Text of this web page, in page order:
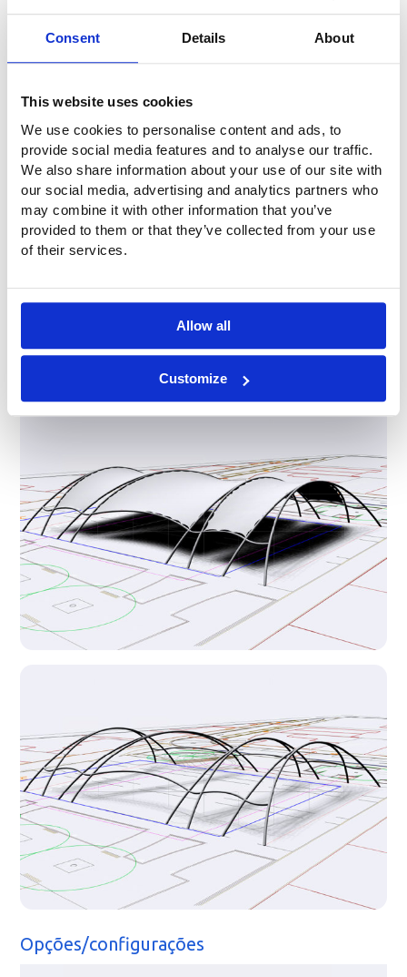
Consent Details About
This website uses cookies
We use cookies to personalise content and ads, to
provide social media features and to analyse our traffic.
We also share information about your use of our site with
our social media, advertising and analytics partners who
may combine it with other information that you’ve
provided to them or that they’ve collected from your use
of their services.
Allow all
Customize
Opções/configurações